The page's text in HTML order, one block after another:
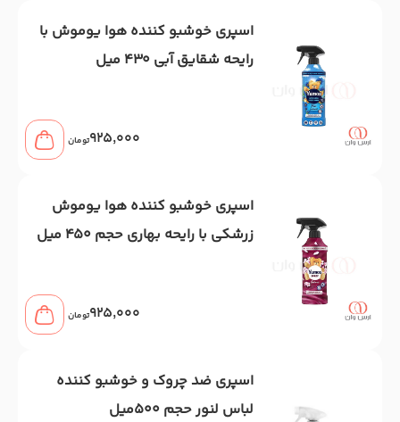
اسپری خوشبو کننده هوا یوموش با
رایحه شقایق آبی 430 میل
925,000تومان
اسپری خوشبو کننده هوا یوموش
زرشکی با رایحه بهاری حجم 450 میل
925,000تومان
اسپری ضد چروک و خوشبو کننده
لباس لنور حجم 500میل